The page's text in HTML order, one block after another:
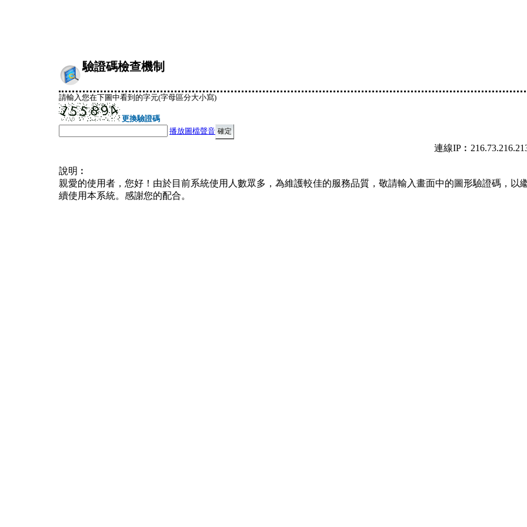
驗證碼檢查機制
請輸入您在下圖中看到的字元(字母區分大小寫)
更換驗證碼
播放圖檔聲音
連線
說明︰
親愛的使用者，您好！由於目前系統使用人數眾多，為維護較佳的服務品質，敬請輸入畫面中的圖形驗證碼，以
續使用本系統。感謝您的配合。